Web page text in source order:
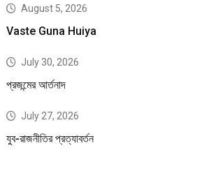
August 5, 2026
Vaste Guna Huiya
July 30, 2026
প্রজন্মের আর্তনাদ
July 27, 2026
যুব-রাজনীতির প্রত্যাবর্তন